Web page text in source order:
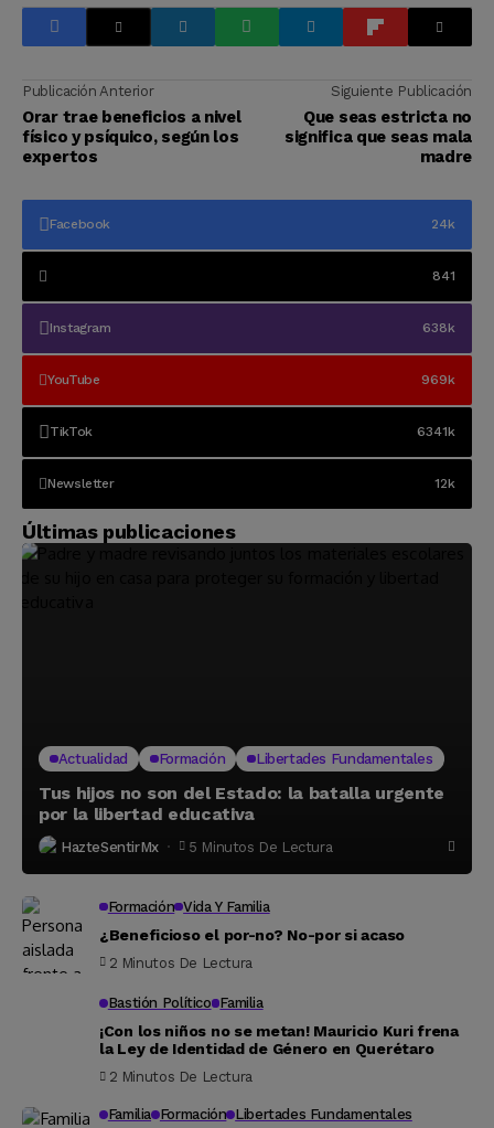
Publicación Anterior
Orar trae beneficios a nivel
físico y psíquico, según los
expertos
Siguiente Publicación
Que seas estricta no
significa que seas mala
madre
Facebook 24k
841
Instagram 638k
YouTube 969k
TikTok 6341k
Newsletter 12k
Últimas publicaciones
Actualidad Formación Libertades Fundamentales
Tus hijos no son del Estado: la batalla urgente
por la libertad educativa
HazteSentirMx 5 Minutos De Lectura
Formación Vida Y Familia
¿Beneficioso el por-no? No-por si acaso
2 Minutos De Lectura
Bastión Político Familia
¡Con los niños no se metan! Mauricio Kuri frena
la Ley de Identidad de Género en Querétaro
2 Minutos De Lectura
Familia Formación Libertades Fundamentales